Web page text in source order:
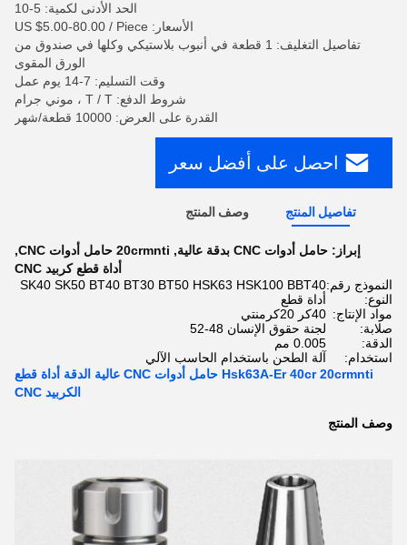
الحد الأدنى لكمية: 5-10
الأسعار: US $5.00-80.00 / Piece
تفاصيل التغليف: 1 قطعة في أنبوب بلاستيكي وكلها في صندوق من
الورق المقوى
وقت التسليم: 7-14 يوم عمل
شروط الدفع: T / T ، موني جرام
القدرة على العرض: 10000 قطعة/شهر
احصل على أفضل سعر
تفاصيل المنتج وصف المنتج
إبراز: حامل أدوات CNC بدقة عالية , 20crmnti حامل أدوات CNC
,
أداة قطع كربيد CNC
النموذج رقم:SK40 SK50 BT40 BT30 BT50 HSK63 HSK100 BBT40
النوع:
أداة قطع
مواد الإنتاج: 40كر 20كرمنتي
صلابة:
لجنة حقوق الإنسان 48-52
الدقة:
0.005 مم
استخدام:
آلة الطحن باستخدام الحاسب الآلي
Hsk63A-Er 40cr 20crmnti حامل أدوات CNC عالية الدقة أداة قطع
الكربيد CNC
وصف المنتج